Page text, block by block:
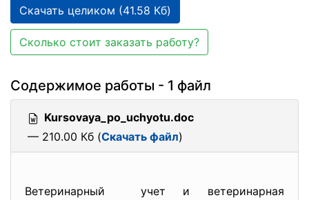
Скачать целиком (41.58 Кб)
Сколько стоит заказать работу?
Содержимое работы - 1 файл
Kursovaya_po_uchyotu.doc
— 210.00 Кб (Скачать файл)
Ветеринарный учет и ветеринарная